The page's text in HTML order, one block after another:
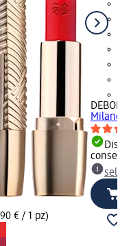
€ / 1 pz)
Milano